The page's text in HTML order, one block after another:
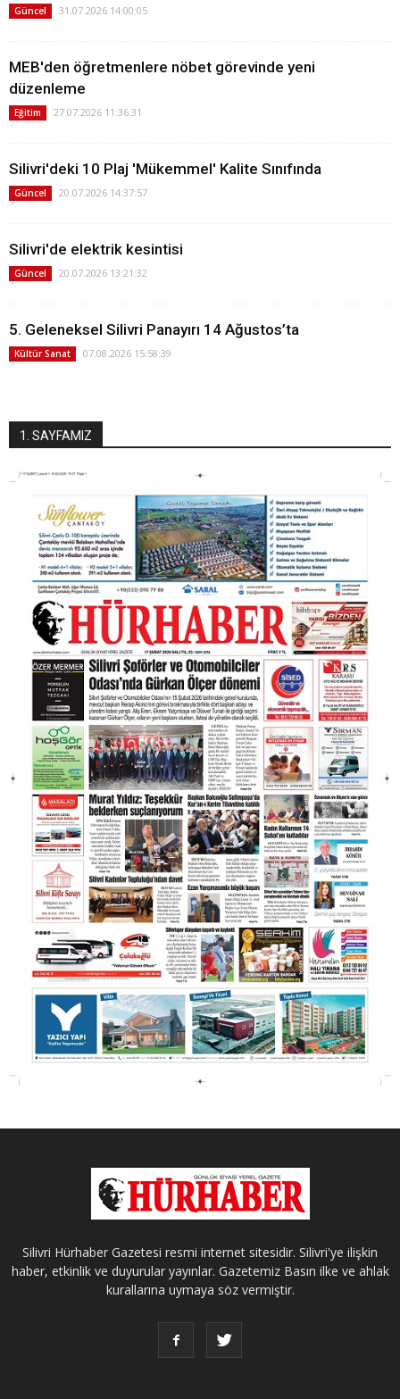
Güncel 31.07.2026 14:00:05
MEB'den öğretmenlere nöbet görevinde yeni
düzenleme
Eğitim 27.07.2026 11:36:31
Silivri'deki 10 Plaj 'Mükemmel' Kalite Sınıfında
Güncel 20.07.2026 14:37:57
Silivri'de elektrik kesintisi
Güncel 20.07.2026 13:21:32
5. Geleneksel Silivri Panayırı 14 Ağustos’ta
Kültür Sanat 07.08.2026 15:58:39
1. SAYFAMIZ
Silivri Hürhaber Gazetesi resmi internet sitesidir. Silivri'ye ilişkin
haber, etkinlik ve duyurular yayınlar. Gazetemiz Basın ilke ve ahlak
kurallarına uymaya söz vermiştir.